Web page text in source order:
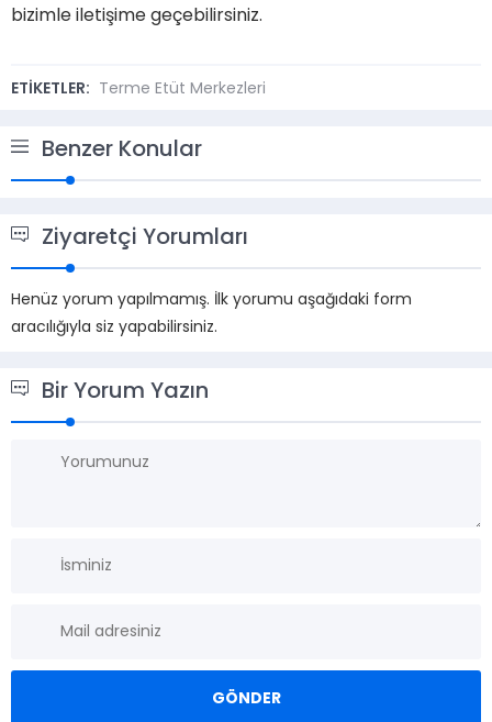
bizimle iletişime geçebilirsiniz.
ETİKETLER: Terme Etüt Merkezleri
Benzer Konular
Ziyaretçi Yorumları
Henüz yorum yapılmamış. İlk yorumu aşağıdaki form
aracılığıyla siz yapabilirsiniz.
Bir Yorum Yazın